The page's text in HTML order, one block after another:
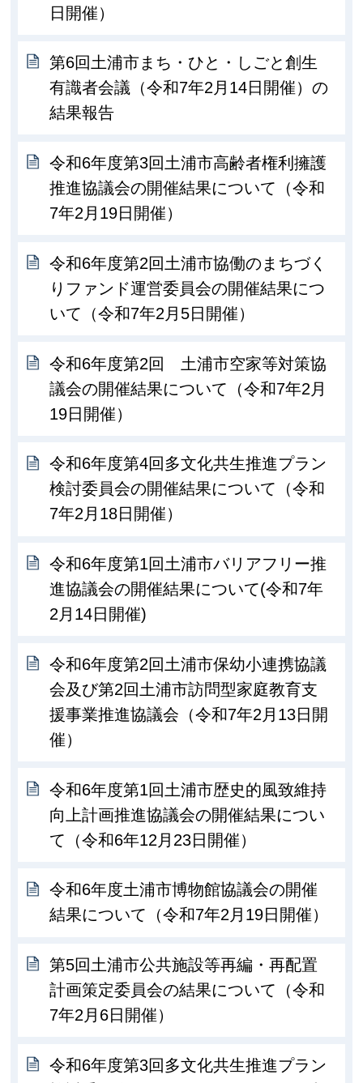
日開催）
第6回土浦市まち・ひと・しごと創生
有識者会議（令和7年2月14日開催）の
結果報告
令和6年度第3回土浦市高齢者権利擁護
推進協議会の開催結果について（令和
7年2月19日開催）
令和6年度第2回土浦市協働のまちづく
りファンド運営委員会の開催結果につ
いて（令和7年2月5日開催）
令和6年度第2回 土浦市空家等対策協
議会の開催結果について（令和7年2月
19日開催）
令和6年度第4回多文化共生推進プラン
検討委員会の開催結果について（令和
7年2月18日開催）
令和6年度第1回土浦市バリアフリー推
進協議会の開催結果について(令和7年
2月14日開催)
令和6年度第2回土浦市保幼小連携協議
会及び第2回土浦市訪問型家庭教育支
援事業推進協議会（令和7年2月13日開
催）
令和6年度第1回土浦市歴史的風致維持
向上計画推進協議会の開催結果につい
て（令和6年12月23日開催）
令和6年度土浦市博物館協議会の開催
結果について（令和7年2月19日開催）
第5回土浦市公共施設等再編・再配置
計画策定委員会の結果について（令和
7年2月6日開催）
令和6年度第3回多文化共生推進プラン